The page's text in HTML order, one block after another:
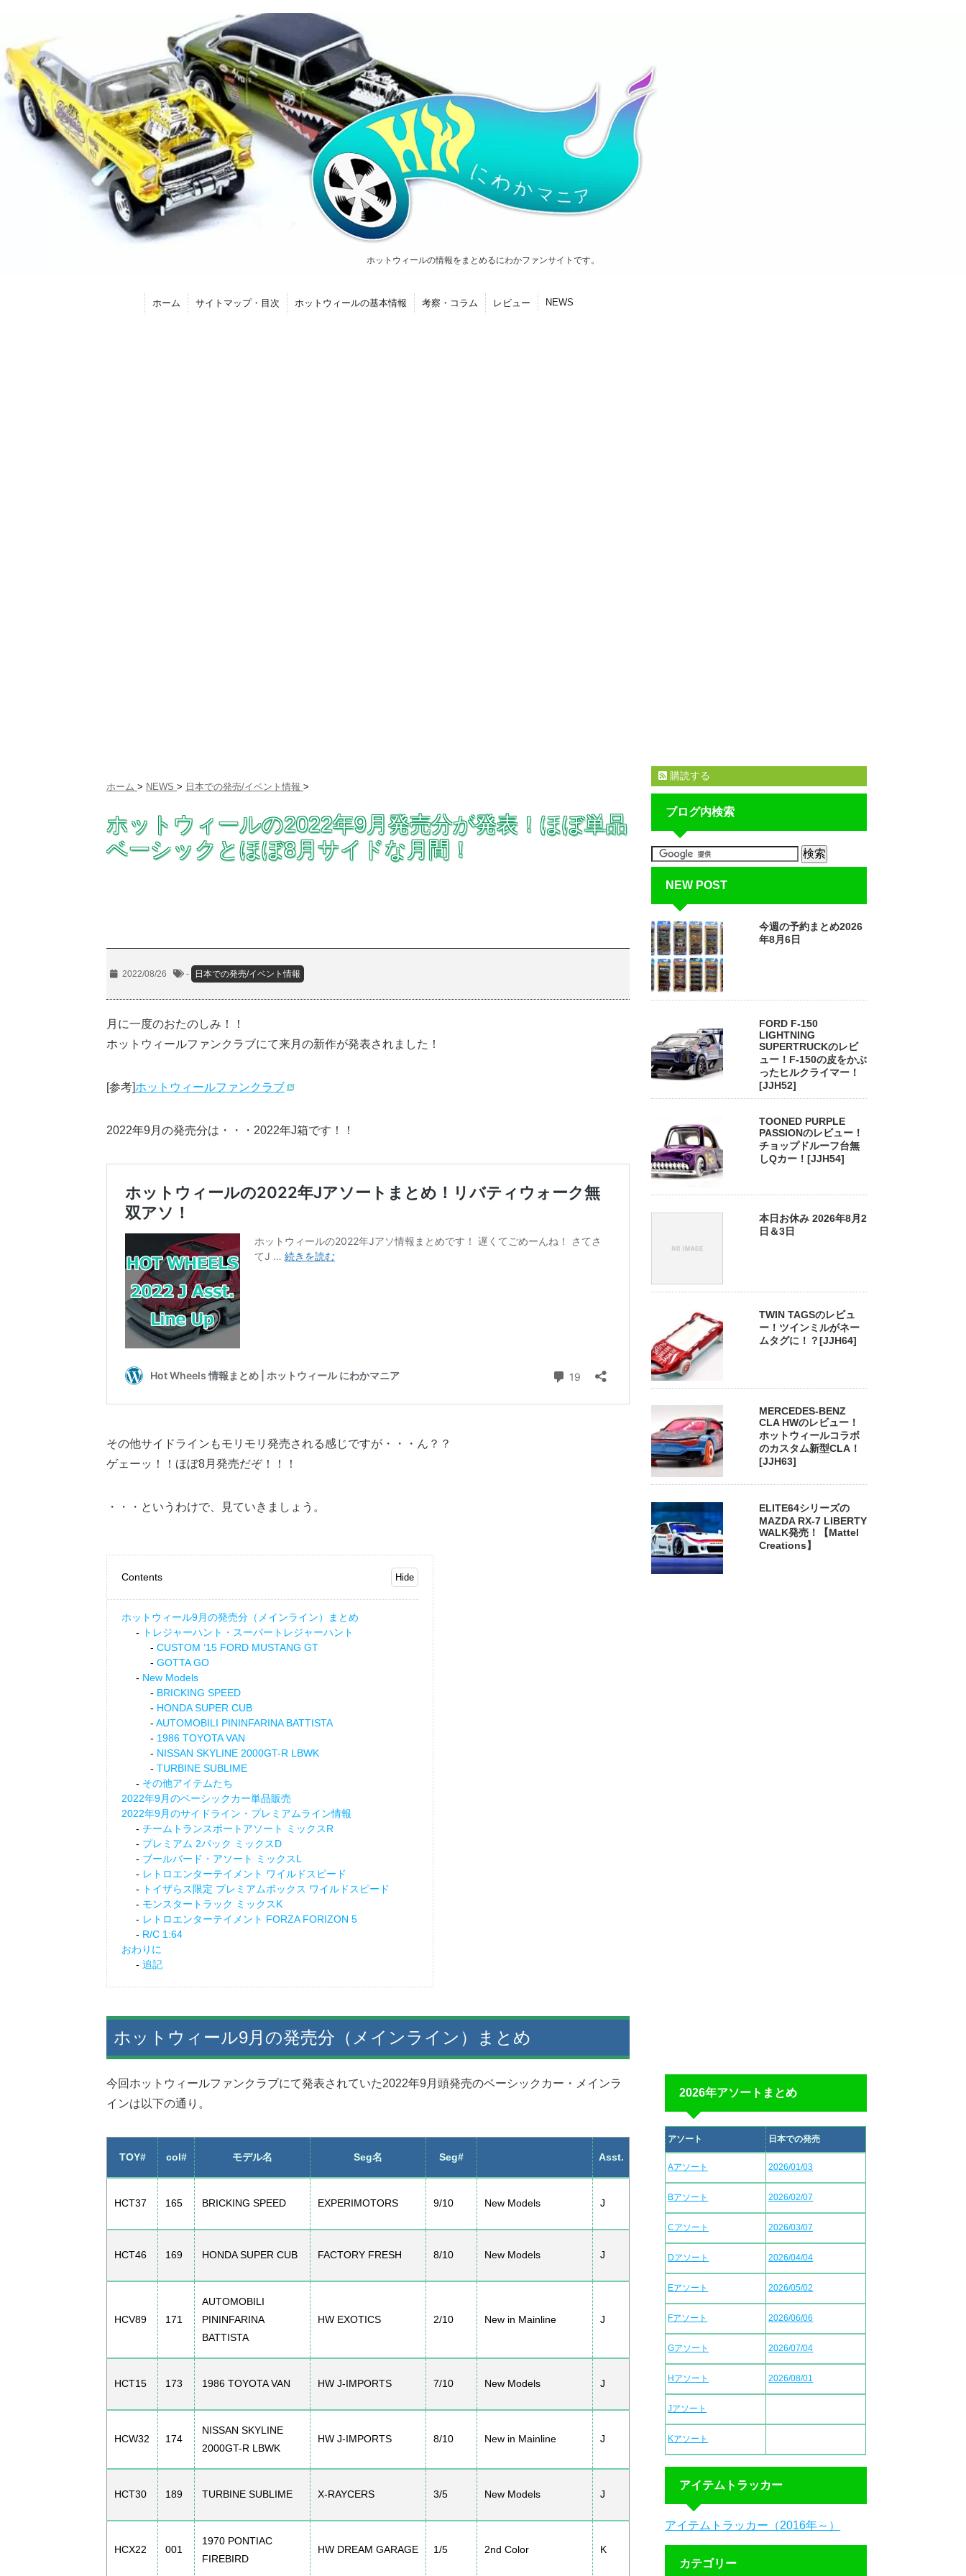
ホットウィールの情報をまとめるにわかファンサイトです。
ホーム サイトマップ・目次 ホットウィールの基本情報 考察・コラム レビュー NEWS
ホーム > NEWS > 日本での発売/イベント情報 >
ホットウィールの2022年9月発売分が発表！ほぼ単品
ベーシックとほぼ8月サイドな月間！
2022/08/26 - 日本での発売/イベント情報
月に一度のおたのしみ！！
ホットウィールファンクラブにて来月の新作が発表されました！
[参考]ホットウィールファンクラブ
2022年9月の発売分は・・・2022年J箱です！！
その他サイドラインもモリモリ発売される感じですが・・・ん？？
ゲェーッ！！ほぼ8月発売だぞ！！！
・・・というわけで、見ていきましょう。
Contents
ホットウィール9月の発売分（メインライン）まとめ
トレジャーハント・スーパートレジャーハント
CUSTOM ’15 FORD MUSTANG GT
GOTTA GO
New Models
BRICKING SPEED
HONDA SUPER CUB
AUTOMOBILI PININFARINA BATTISTA
1986 TOYOTA VAN
NISSAN SKYLINE 2000GT-R LBWK
TURBINE SUBLIME
その他アイテムたち
2022年9月のベーシックカー単品販売
2022年9月のサイドライン・プレミアムライン情報
チームトランスポートアソート ミックスR
プレミアム 2パック ミックスD
ブールバード・アソート ミックスL
レトロエンターテイメント ワイルドスピード
トイザらス限定 プレミアムボックス ワイルドスピード
モンスタートラック ミックスK
レトロエンターテイメント FORZA FORIZON 5
R/C 1:64
おわりに
追記
ホットウィール9月の発売分（メインライン）まとめ
今回ホットウィールファンクラブにて発表されていた2022年9月頭発売のベーシックカー・メインラ
インは以下の通り。
TOY# col# モデル名 Seg名 Seg# Asst.
HCT37 165 BRICKING SPEED EXPERIMOTORS 9/10 New Models J
HCT46 169 HONDA SUPER CUB FACTORY FRESH 8/10 New Models J
HCV89 171
AUTOMOBILI
PININFARINA
BATTISTA
HW EXOTICS 2/10 New in Mainline J
HCT15 173 1986 TOYOTA VAN HW J-IMPORTS 7/10 New Models J
HCW32 174
NISSAN SKYLINE
2000GT-R LBWK
HW J-IMPORTS 8/10 New in Mainline J
HCT30 189 TURBINE SUBLIME X-RAYCERS 3/5 New Models J
HCX22 001
1970 PONTIAC
FIREBIRD
HW DREAM GARAGE 1/5 2nd Color K
購読する
ブログ内検索
NEW POST
今週の予約まとめ2026
年8月6日
FORD F-150
LIGHTNING
SUPERTRUCKのレビ
ュー！F-150の皮をかぶ
ったヒルクライマー！
[JJH52]
TOONED PURPLE
PASSIONのレビュー！
チョップドルーフ台無
しQカー！[JJH54]
本日お休み 2026年8月2
日＆3日
TWIN TAGSのレビュ
ー！ツインミルがネー
ムタグに！？[JJH64]
MERCEDES-BENZ
CLA HWのレビュー！
ホットウィールコラボ
のカスタム新型CLA！
[JJH63]
ELITE64シリーズの
MAZDA RX-7 LIBERTY
WALK発売！【Mattel
Creations】
2026年アソートまとめ
アソート 日本での発売
Aアソート 2026/01/03
Bアソート 2026/02/07
Cアソート 2026/03/07
Dアソート 2026/04/04
Eアソート 2026/05/02
Fアソート 2026/06/06
Gアソート 2026/07/04
Hアソート 2026/08/01
Jアソート
Kアソート
アイテムトラッカー
アイテムトラッカー（2016年～）
カテゴリー